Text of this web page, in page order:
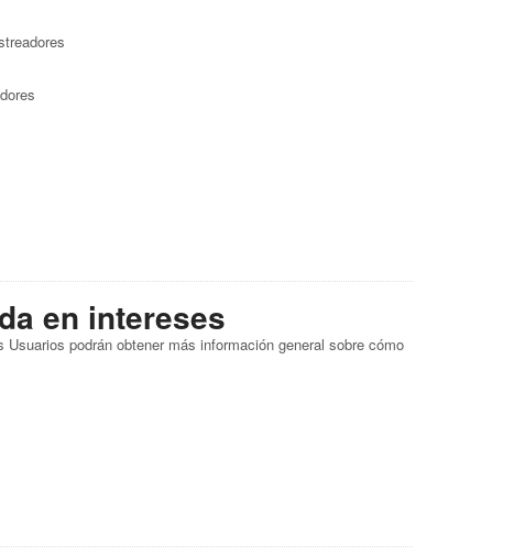
en intereses
podrán obtener más información general sobre cómo